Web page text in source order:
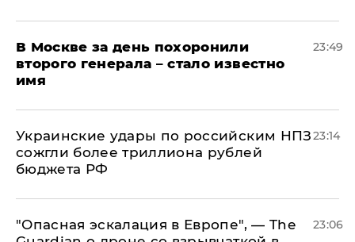
В Москве за день похоронили
второго генерала – стало известно
имя
23:49
Украинские удары по российским НПЗ
сожгли более триллиона рублей
бюджета РФ
23:14
"Опасная эскалация в Европе", — The
23:06